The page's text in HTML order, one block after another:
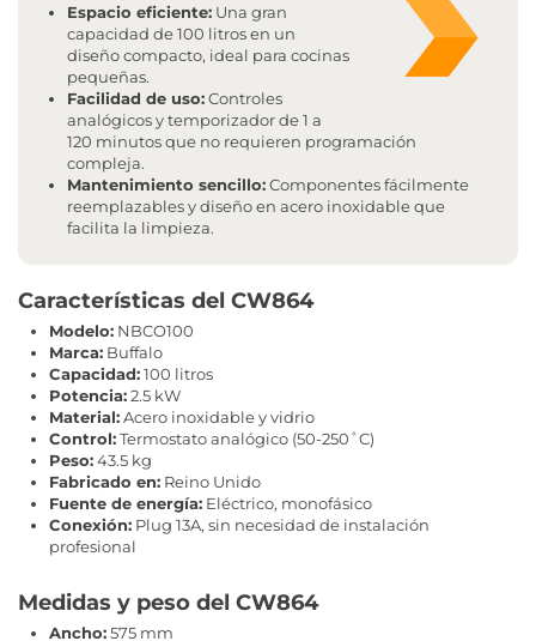
Espacio eficiente: Una gran
capacidad de 100 litros en un
diseño compacto, ideal para cocinas
pequeñas.
Facilidad de uso:Controles
analógicos y temporizador de 1 a
120 minutos que no requieren programación
compleja.
Mantenimiento sencillo:Componentes fácilmente
reemplazables y diseño en acero inoxidable que
facilita la limpieza.
Características del CW864
Modelo: NBCO100
Marca: Buffalo
Capacidad:100 litros
Potencia:2.5 kW
Material:Acero inoxidable y vidrio
Control:Termostato analógico (50-250˚C)
Peso:43.5 kg
Fabricado en: Reino Unido
Fuente de energía: Eléctrico, monofásico
Conexión: Plug 13A, sin necesidad de instalación
profesional
Medidas y peso del CW864
Ancho:575 mm